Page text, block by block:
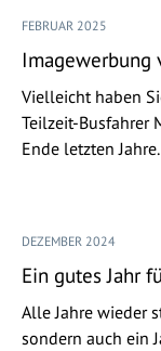
FEBRUAR 2025
Imagewerbung
Vielleicht haben
Teilzeit-Busfahrer
Ende letzten
DEZEMBER 2024
Ein gutes Jahr
Alle Jahre wieder
sondern auch ein